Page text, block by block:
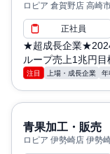
ロピア 倉賀野店 高崎
正社員
★超成長企業
ループ売上1兆円
注目 上場・成長企業 年
青果加工・販売
ロピア 伊勢崎店 伊勢